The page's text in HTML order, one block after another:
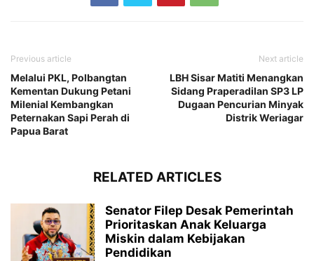
Previous article
Melalui PKL, Polbangtan
Kementan Dukung Petani
Milenial Kembangkan
Peternakan Sapi Perah di
Papua Barat
Next article
LBH Sisar Matiti Menangkan
Sidang Praperadilan SP3 LP
Dugaan Pencurian Minyak
Distrik Weriagar
RELATED ARTICLES
Senator Filep Desak Pemerintah
Prioritaskan Anak Keluarga
Miskin dalam Kebijakan
Pendidikan